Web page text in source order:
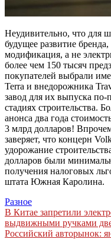
Неудивительно, что для
будущее развитие
модификация, а не
более чем 150 тысяч
покупателей выбрали
Terra и внедорожника
завод для их выпуска
стадиях строительства.
анонса два года
3 млрд долларов!
заверяет, что концерн
удорожание
долларов были
получения налоговых
штата Южная Каролина.
Разное
Навигация
по
В Китае запретили
выдвижными ручками
Российский авторынок: